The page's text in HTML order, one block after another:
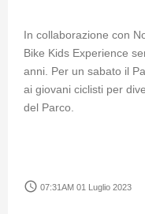
In collaborazione con
Bike Kids Experience
anni. Per un sabato il
ai giovani ciclisti per
del Parco.
access_time 07:31AM 01 Luglio 2023